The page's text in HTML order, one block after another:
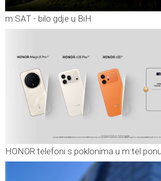
m:SAT - bilo gdje u BiH
HONOR telefoni s poklonima u m:tel